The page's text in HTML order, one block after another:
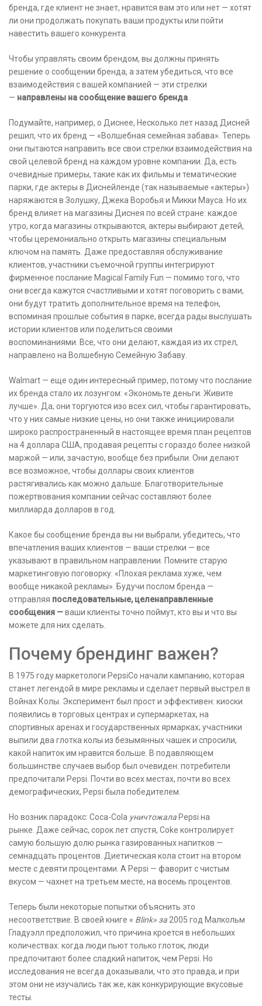
бренда, где клиент не знает, нравится вам это или нет — хотят
ли они продолжать покупать ваши продукты или пойти
навестить вашего конкурента.
Чтобы управлять своим брендом, вы должны принять
решение о сообщении бренда, а затем убедиться, что все
взаимодействия с вашей компанией — эти стрелки
— направлены на сообщение вашего бренда
Подумайте, например, о Диснее, Несколько лет назад Дисней
решил, что их бренд — «Волшебная семейная забава». Теперь
они пытаются направить все свои стрелки взаимодействия на
свой целевой бренд на каждом уровне компании. Да, есть
очевидные примеры, такие как их фильмы и тематические
парки, где актеры в Диснейленде (так называемые «актеры»)
наряжаются в Золушку, Джека Воробья и Микки Мауса. Но их
бренд влияет на магазины Диснея по всей стране: каждое
утро, когда магазины открываются, актеры выбирают детей,
чтобы церемониально открыть магазины специальным
ключом на память. Даже предоставляя обслуживание
клиентов, участники съемочной группы интегрируют
фирменное послание Magical Family Fun — помимо того, что
они всегда кажутся счастливыми и хотят поговорить с вами,
они будут тратить дополнительное время на телефон,
вспоминая прошлые события в парке, всегда рады выслушать
истории клиентов или поделиться своими
воспоминаниями. Все, что они делают, каждая из их стрел,
направлено на Волшебную Семейную Забаву.
Walmart — еще один интересный пример, потому что послание
их бренда стало их лозунгом: «Экономьте деньги. Живите
лучше». Да, они торгуются изо всех сил, чтобы гарантировать,
что у них самые низкие цены, но они также инициировали
широко распространенный в настоящее время план рецептов
на 4 доллара США, продавая рецепты с гораздо более низкой
маржой — или, зачастую, вообще без прибыли. Они делают
все возможное, чтобы доллары своих клиентов
растягивались как можно дальше. Благотворительные
пожертвования компании сейчас составляют более
миллиарда долларов в год.
Какое бы сообщение бренда вы ни выбрали, убедитесь, что
впечатления ваших клиентов — ваши стрелки — все
указывают в правильном направлении. Помните старую
маркетинговую поговорку: «Плохая реклама хуже, чем
вообще никакой рекламы». Будучи послом бренда —
отправляя последовательные, целенаправленные
сообщения —ваши клиенты точно поймут, кто вы и что вы
можете для них сделать.
Почему брендинг важен?
В 1975 году маркетологи PepsiCo начали кампанию, которая
станет легендой в мире рекламы и сделает первый выстрел в
Войнах Колы. Эксперимент был прост и эффективен: киоски
появились в торговых центрах и супермаркетах, на
спортивных аренах и государственных ярмарках; участники
выпили два глотка колы из безымянных чашек и спросили,
какой напиток им нравится больше. В подавляющем
большинстве случаев выбор был очевиден: потребители
предпочитали Pepsi. Почти во всех местах, почти во всех
демографических, Pepsi была победителем.
Но возник парадокс: Coca-Cola уничтожала Pepsi на
рынке. Даже сейчас, сорок лет спустя, Coke контролирует
самую большую долю рынка газированных напитков —
семнадцать процентов. Диетическая кола стоит на втором
месте с девяти процентами. А Pepsi — фаворит с чистым
вкусом — чахнет на третьем месте, на восемь процентов.
Теперь были некоторые попытки объяснить это
несоответствие. В своей книге « Blink» за 2005 год Малкольм
Гладуэлл предположил, что причина кроется в небольших
количествах: когда люди пьют только глоток, люди
предпочитают более сладкий напиток, чем Pepsi. Но
исследования не всегда доказывали, что это правда, и при
этом они не изучались так же, как конкурирующие вкусовые
тесты.